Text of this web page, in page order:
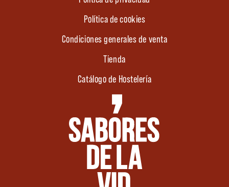
Política de cookies
Condiciones generales de venta
Tienda
Catálogo de Hostelería